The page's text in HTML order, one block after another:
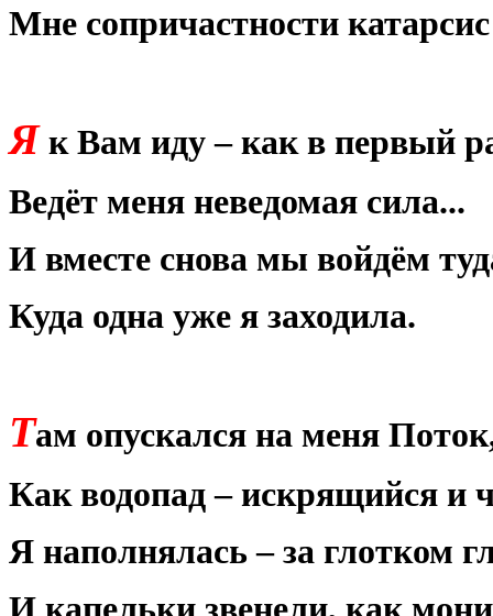
Мне сопричастности
Я к Вам иду – как в первый
Ведёт меня неведомая сила...
И вместе снова мы войдём
Куда одна уже я заходила.
Там опускался на меня
Как водопад – искрящийся и
Я наполнялась – за глотком